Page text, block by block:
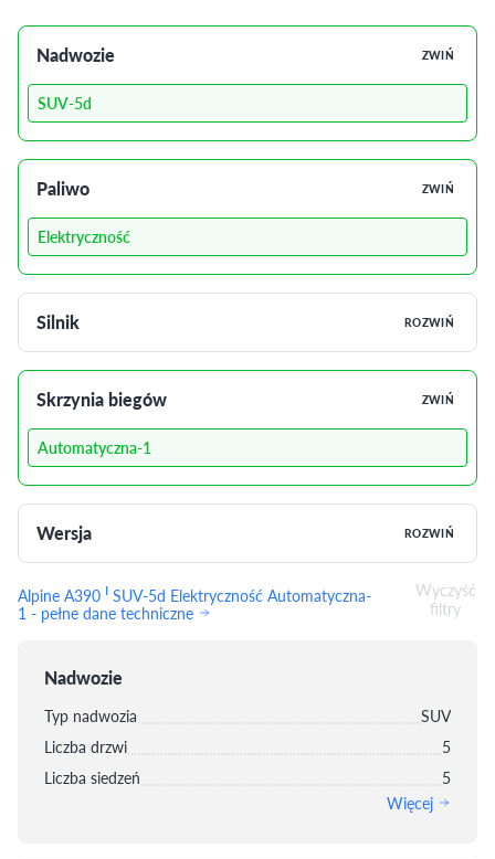
Nadwozie ZWIŃ
SUV-5d
Paliwo ZWIŃ
Elektryczność
Silnik ROZWIŃ
Skrzynia biegów ZWIŃ
Automatyczna-1
Wersja ROZWIŃ
Alpine A390 I SUV-5d Elektryczność Automatyczna-
1 - pełne dane techniczne
Wyczyść
filtry
Nadwozie
Typ nadwozia
SUV
Liczba drzwi
5
Liczba siedzeń
5
Więcej